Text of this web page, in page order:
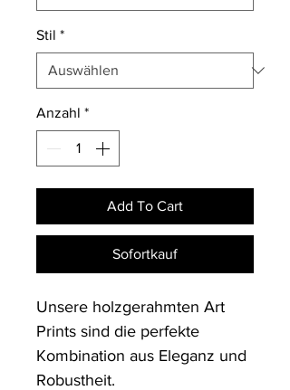
Stil *
Anzahl *
Add To Cart
Sofortkauf
Unsere holzgerahmten Art
Prints sind die perfekte
Kombination aus Eleganz und
Robustheit.